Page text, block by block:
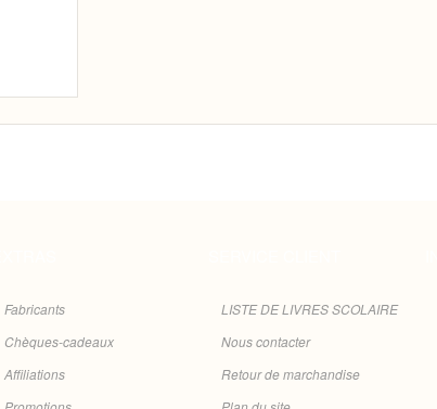
Fabricants
Chèques-cadeaux
Affiliations
LISTE DE LIVRES SCOLAIRE
Nous contacter
Retour de marchandise